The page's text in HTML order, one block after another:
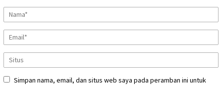
Simpan nama, email, dan situs web saya pada peramban ini untuk